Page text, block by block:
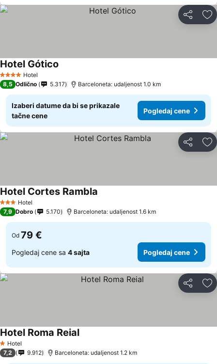
Deli
4 ZvezdiceHotel
Hotel Gótico
8,5 Odlično 5.317 Barceloneta: udaljenost 1.0 km
Izaberi datume da bi se prikazale
tačne cene
Pogledaj cene
Deli
3 Zvezdice
Hotel
Hotel Cortes Rambla
7,9 Dobro 5.170 Barceloneta: udaljenost 1.6 km
Od 79 €
Pogledaj cene sa 4 sajta Pogledaj cene
Deli
1 Zvezdice
Hotel
Hotel Roma ReialPogledaj cene
7,2 9.912 Barceloneta: udaljenost 1.2 km